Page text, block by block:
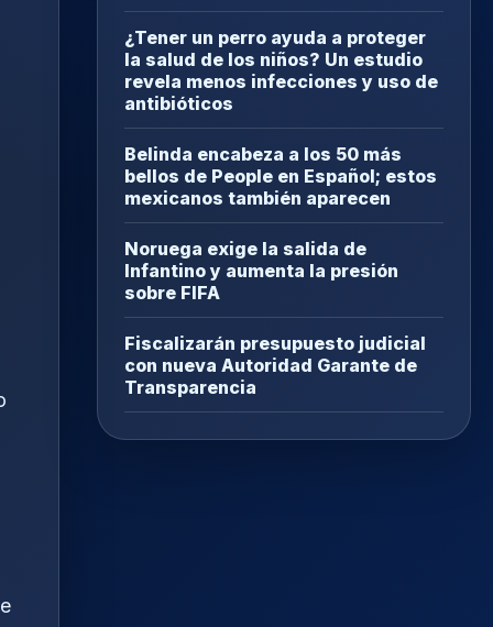
¿Tener un perro ayuda a proteger
la salud de los niños? Un estudio
revela menos infecciones y uso de
antibióticos
Belinda encabeza a los 50 más
bellos de People en Español; estos
mexicanos también aparecen
Noruega exige la salida de
Infantino y aumenta la presión
sobre FIFA
Fiscalizarán presupuesto judicial
con nueva Autoridad Garante de
Transparencia